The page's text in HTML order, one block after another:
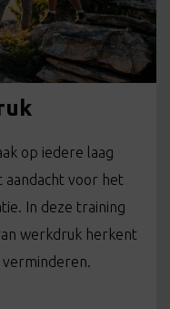
op iedere laag
aandacht voor het
In deze training
werkdruk herkent